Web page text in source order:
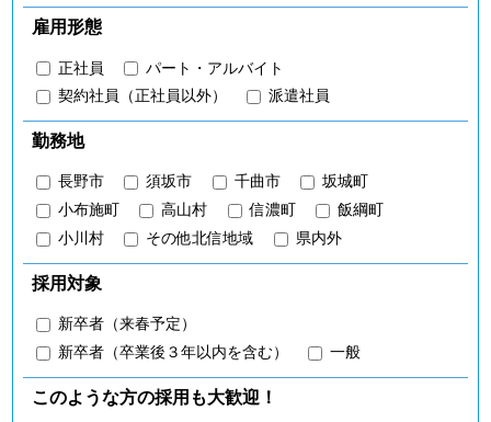
雇用形態
正社員
パート・アルバイト
契約社員（正社員以外）
派遣社員
勤務地
長野市 須坂市 千曲市
坂城町
小布施町
高山村 信濃町
飯綱町
小川村
その他北信地域 県内外
採用対象
新卒者（来春予定）
新卒者（卒業後３年以内を含む）
一般
このような方の採用も大歓迎！